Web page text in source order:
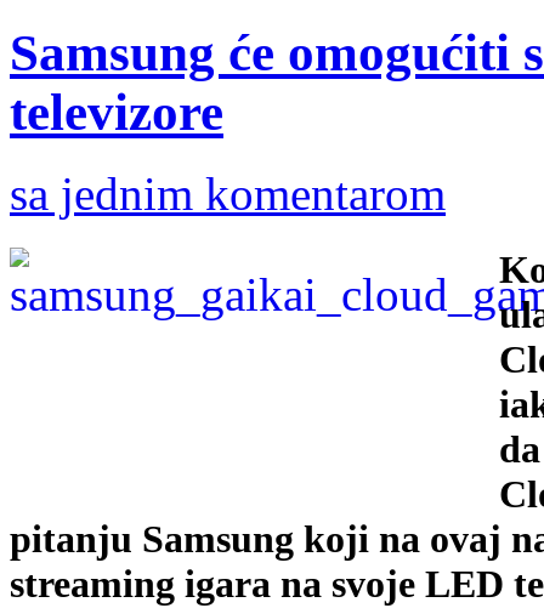
Samsung će
televizore
sa jednim komentarom
pitanju Samsung koji na ovaj
streaming igara na svoje LED